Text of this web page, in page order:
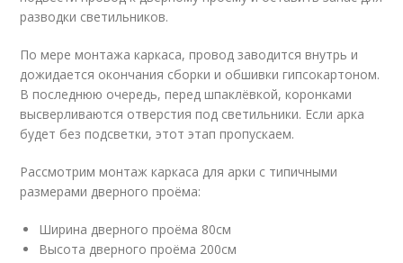
разводки светильников.
По мере монтажа каркаса, провод заводится внутрь и
дожидается окончания сборки и обшивки гипсокартоном.
В последнюю очередь, перед шпаклёвкой, коронками
высверливаются отверстия под светильники. Если арка
будет без подсветки, этот этап пропускаем.
Рассмотрим монтаж каркаса для арки с типичными
размерами дверного проёма:
Ширина дверного проёма 80см
Высота дверного проёма 200см